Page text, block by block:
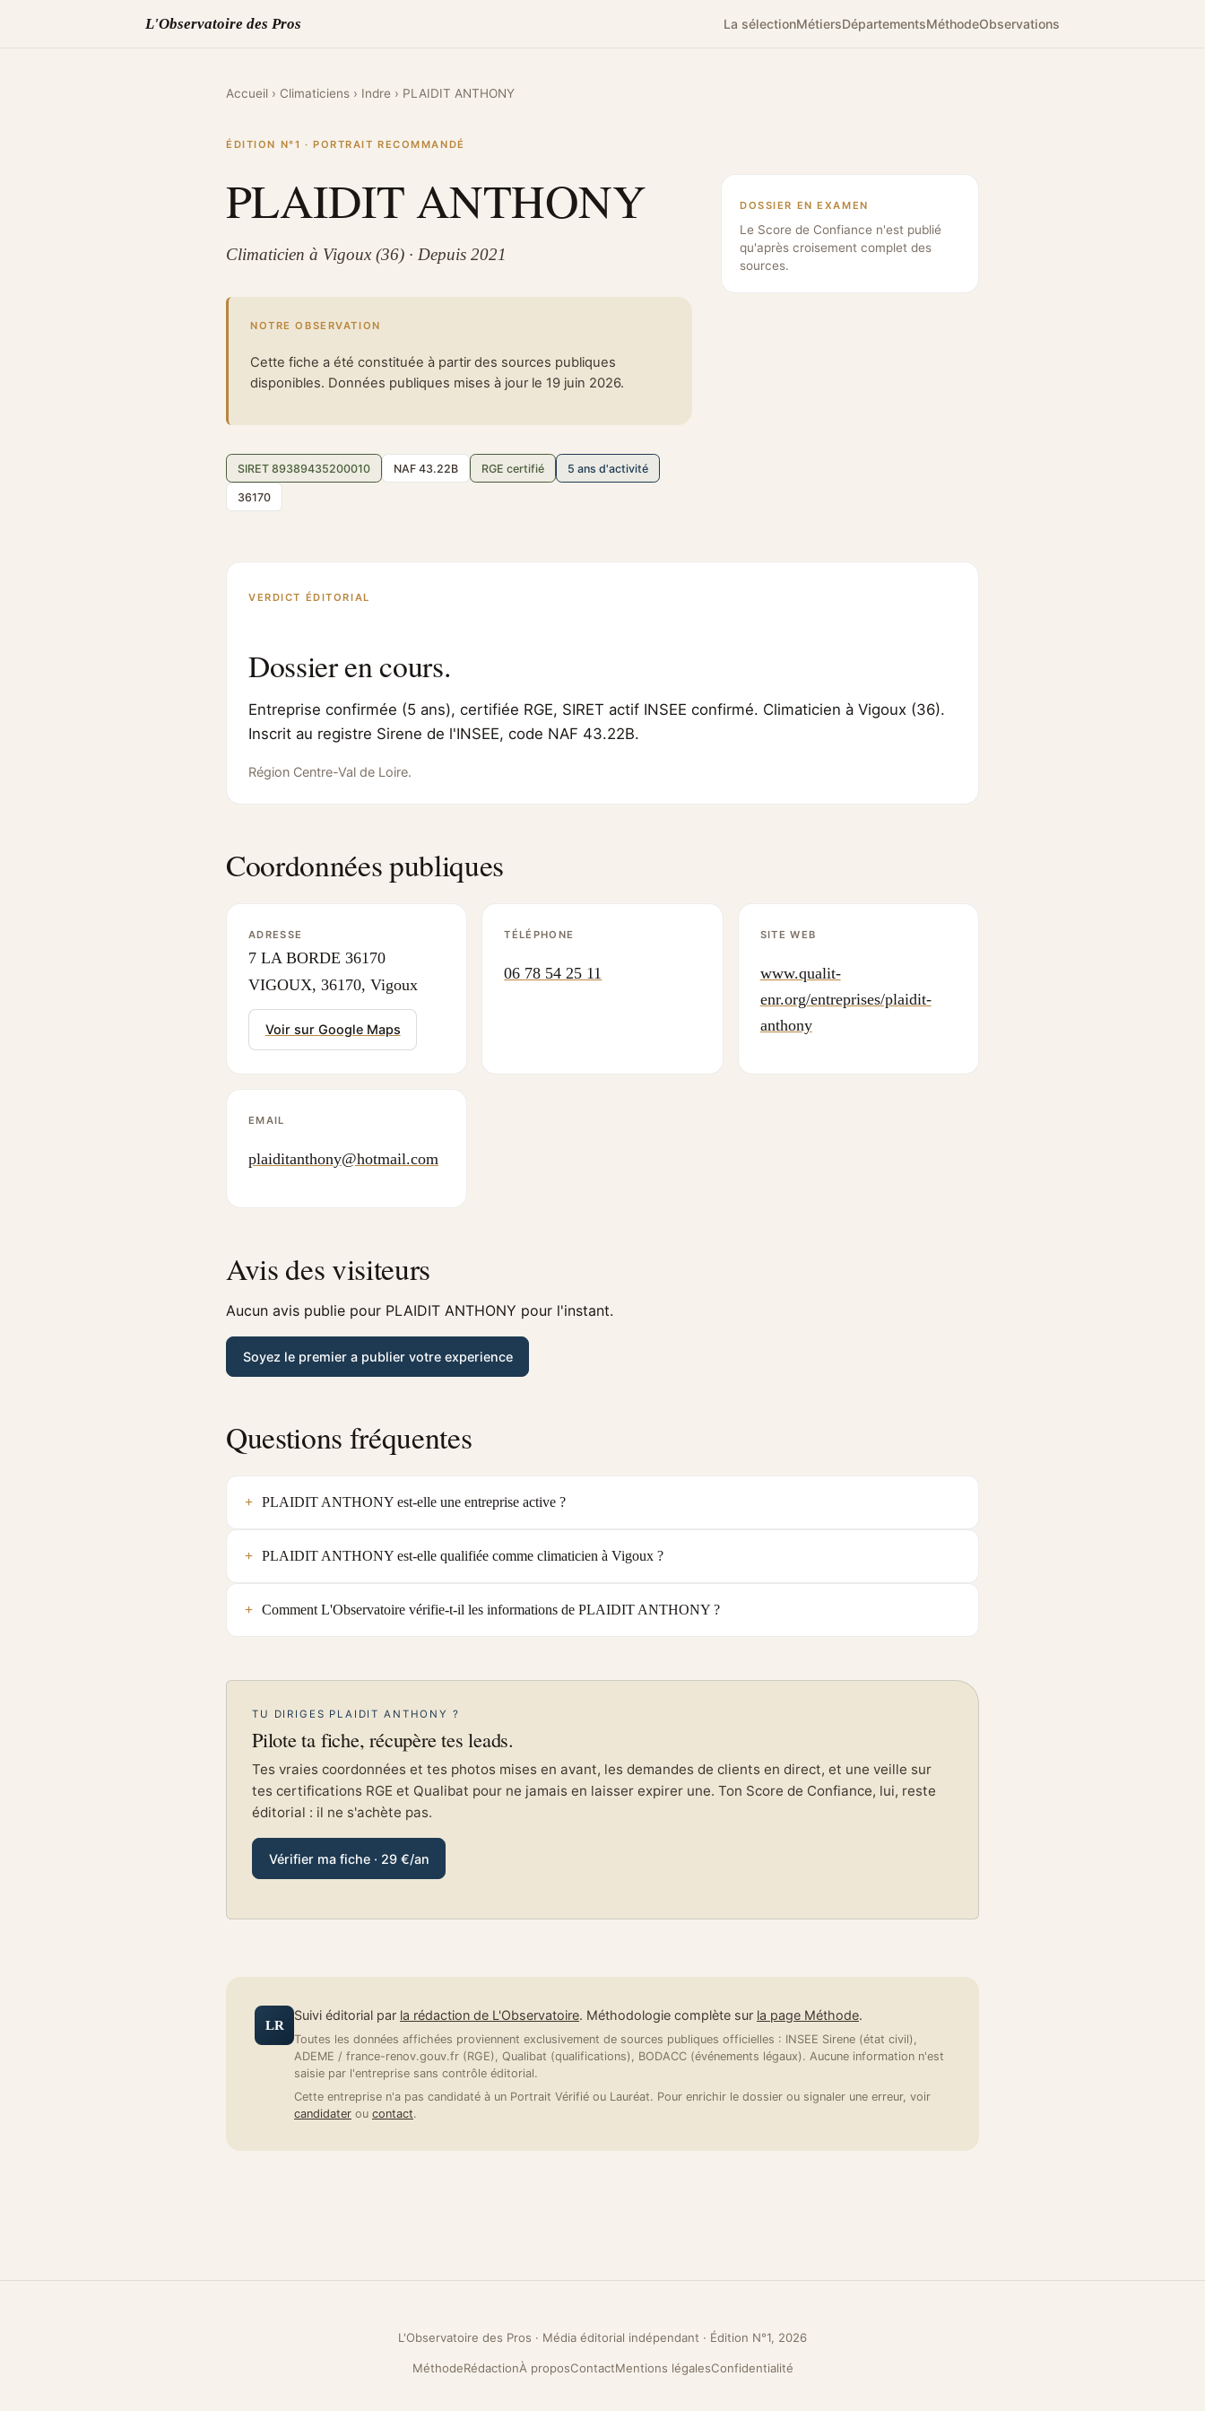
L'Observatoire des Pros La sélectionMétiersDépartementsMéthodeObservations
Accueil › Climaticiens › Indre › PLAIDIT ANTHONY
ÉDITION N°1 · PORTRAIT RECOMMANDÉ
PLAIDIT ANTHONY
Climaticien à Vigoux (36) · Depuis 2021
NOTRE OBSERVATION
Cette fiche a été constituée à partir des sources publiques
disponibles. Données publiques mises à jour le 19 juin 2026.
SIRET 89389435200010 NAF 43.22B RGE certifié 5 ans d'activité
36170
DOSSIER EN EXAMEN
Le Score de Confiance n'est publié
qu'après croisement complet des
sources.
VERDICT ÉDITORIAL
Dossier en cours.
Entreprise confirmée (5 ans), certifiée RGE, SIRET actif INSEE confirmé. Climaticien à Vigoux (36).
Inscrit au registre Sirene de l'INSEE, code NAF 43.22B.
Région Centre-Val de Loire.
Coordonnées publiques
ADRESSE
7 LA BORDE 36170
VIGOUX, 36170, Vigoux
Voir sur Google Maps
TÉLÉPHONE
06 78 54 25 11
SITE WEB
www.qualit-
enr.org/entreprises/plaidit-
anthony
EMAIL
plaiditanthony@hotmail.com
Avis des visiteurs
Aucun avis publie pour PLAIDIT ANTHONY pour l'instant.
Soyez le premier a publier votre experience
Questions fréquentes
PLAIDIT ANTHONY est-elle une entreprise active ?
PLAIDIT ANTHONY est-elle qualifiée comme climaticien à Vigoux ?
Comment L'Observatoire vérifie-t-il les informations de PLAIDIT ANTHONY ?
TU DIRIGES PLAIDIT ANTHONY ?
Pilote ta fiche, récupère tes leads.
Tes vraies coordonnées et tes photos mises en avant, les demandes de clients en direct, et une veille sur
tes certifications RGE et Qualibat pour ne jamais en laisser expirer une. Ton Score de Confiance, lui, reste
éditorial : il ne s'achète pas.
Vérifier ma fiche · 29 €/an
LR
Suivi éditorial par la rédaction de L'Observatoire. Méthodologie complète sur la page Méthode.
Toutes les données affichées proviennent exclusivement de sources publiques officielles : INSEE Sirene (état civil),
ADEME / france-renov.gouv.fr (RGE), Qualibat (qualifications), BODACC (événements légaux). Aucune information n'est
saisie par l'entreprise sans contrôle éditorial.
Cette entreprise n'a pas candidaté à un Portrait Vérifié ou Lauréat. Pour enrichir le dossier ou signaler une erreur, voir
candidater ou contact.
L'Observatoire des Pros · Média éditorial indépendant · Édition N°1, 2026
MéthodeRédactionÀ proposContactMentions légalesConfidentialité